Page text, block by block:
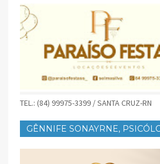
TEL.: (84) 99975-3399 / SANTA CRUZ-RN
GÊNNIFE SONAYRNE,